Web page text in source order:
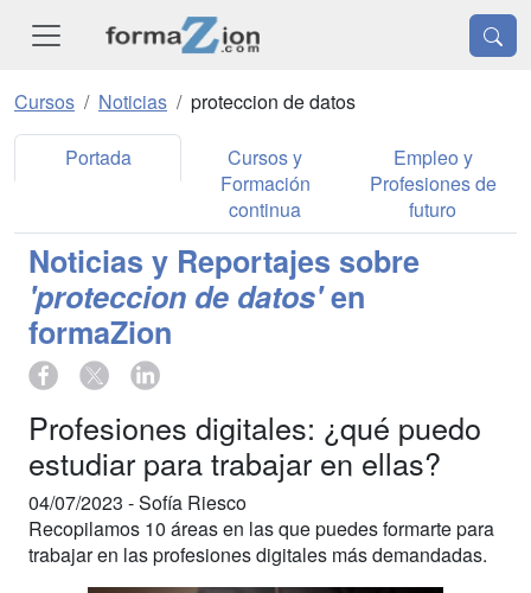
Cursos Noticias proteccion de datos
Portada
Cursos y
Formación
continua
Empleo y
Profesiones de
futuro
Noticias y Reportajes sobre
'proteccion de datos'en
formaZion
Profesiones digitales: ¿qué puedo
estudiar para trabajar en ellas?
04/07/2023 -Sofía Riesco
Recopilamos 10 áreas en las que puedes formarte para
trabajar en las profesiones digitales más demandadas.